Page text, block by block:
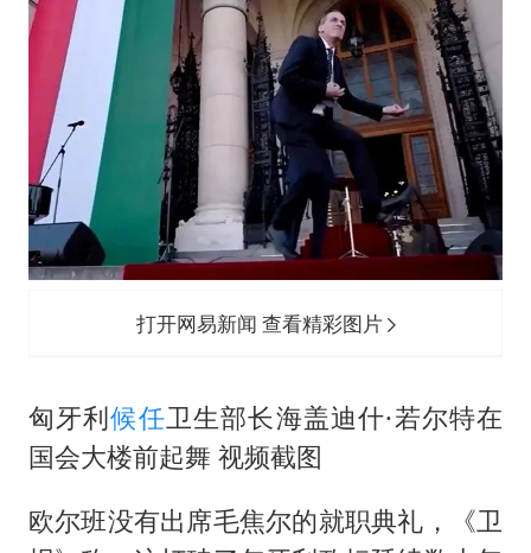
打开网易新闻 查看精彩图片
匈牙利候任卫生部长海盖迪什·若尔特在
国会大楼前起舞 视频截图
欧尔班没有出席毛焦尔的就职典礼，《卫